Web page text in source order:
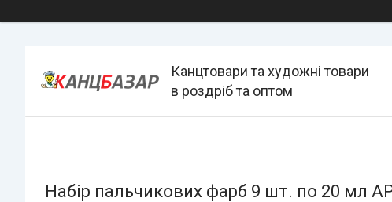
Канцтовари та художні товари
в роздріб та оптом
Набір пальчикових фарб 9 шт. по 20 мл